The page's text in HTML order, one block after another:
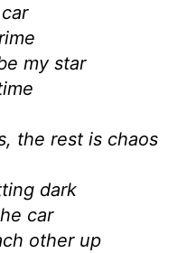
my star
the rest is chaos
dark
car
other up